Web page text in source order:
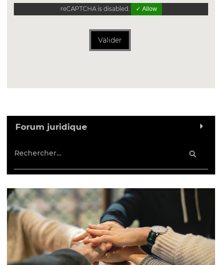
reCAPTCHA is disabled. ✓ Allow
Valider
Forum juridique